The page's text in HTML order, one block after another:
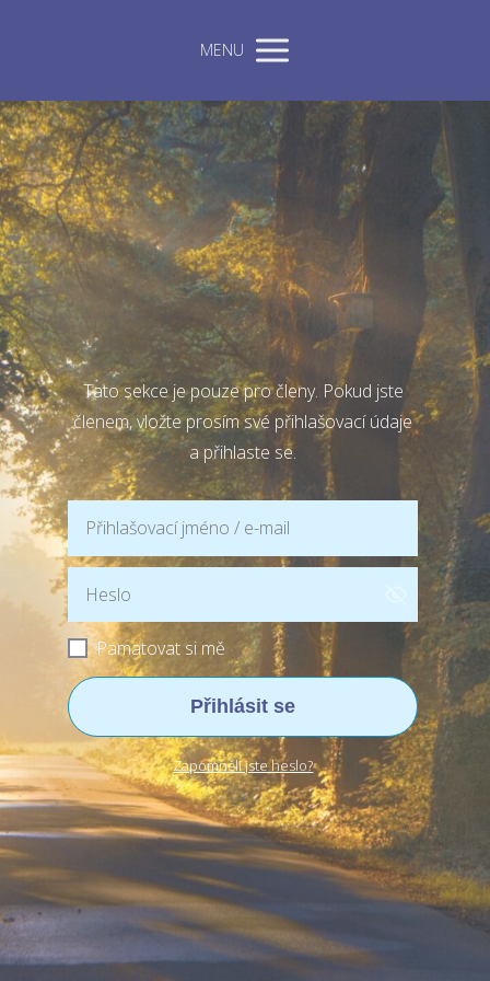
MENU
Tato sekce je pouze pro členy. Pokud jste
členem, vložte prosím své přihlašovací údaje
a přihlaste se.
Pamatovat si mě
Přihlásit se
Zapomněli jste heslo?